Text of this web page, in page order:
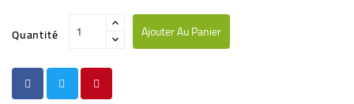
Quantité Ajouter Au Panier